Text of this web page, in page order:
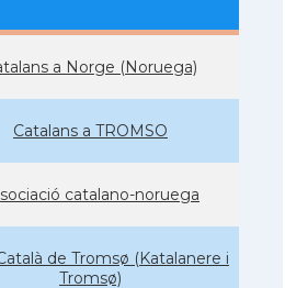
a Norge (Noruega)
Catalans a TROMSO
catalano-noruega
de Tromsø (Katalanere i
Tromsø)